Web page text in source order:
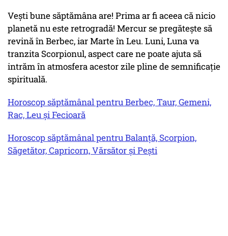
Vești bune săptămâna are! Prima ar fi aceea că nicio
planetă nu este retrogradă! Mercur se pregătește să
revină în Berbec, iar Marte în Leu. Luni, Luna va
tranzita Scorpionul, aspect care ne poate ajuta să
intrăm în atmosfera acestor zile pline de semnificație
spirituală.
Horoscop săptămânal pentru Berbec, Taur, Gemeni,
Rac, Leu și Fecioară
Horoscop săptămânal pentru Balanță, Scorpion,
Săgetător, Capricorn, Vărsător și Pești